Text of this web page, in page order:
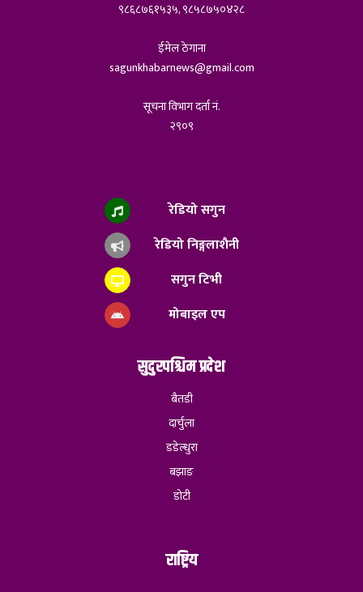
९८६८७६१५३५, ९८५८७५०४२८
ईमेल ठेगाना
sagunkhabarnews@gmail.com
सूचना विभाग दर्ता नं.
२९०९
रेडियो सगुन
रेडियो निङ्गलाशैनी
सगुन टिभी
मोबाइल एप
सुदुरपश्चिम प्रदेश
बैतडी
दार्चुला
डडेल्धुरा
बझाङ
डोटी
राष्ट्रिय